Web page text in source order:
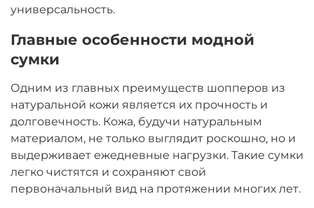
универсальность.
Главные особенности модной
сумки
Одним из главных преимуществ шопперов из
натуральной кожи является их прочность и
долговечность. Кожа, будучи натуральным
материалом, не только выглядит роскошно, но и
выдерживает ежедневные нагрузки. Такие сумки
легко чистятся и сохраняют свой
первоначальный вид на протяжении многих лет.